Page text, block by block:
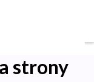
strony